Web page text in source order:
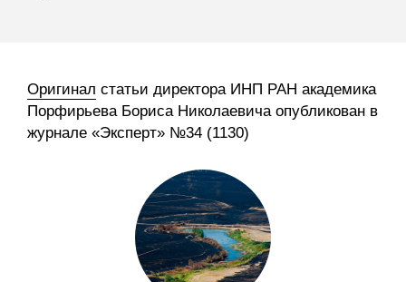
О журнале
Выпуски
Редакционная этика
Информация для авторов
Общие требования
Оригинал статьи директора ИНП РАН академика
Порфирьева Бориса Николаевича опубликован в
журнале «Эксперт» №34 (1130)